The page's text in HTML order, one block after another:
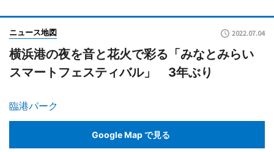
ニュース地図 2022.07.04
横浜港の夜を音と花火で彩る「みなとみらい
スマートフェスティバル」 3年ぶり
臨港パーク
Google Map で見る